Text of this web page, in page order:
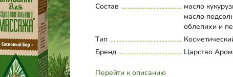
Состав
масло
масло
облепихи и
эфирные
лимона, ели.
Развернуть
Тип
Бренд
Царство
Перейти к описанию